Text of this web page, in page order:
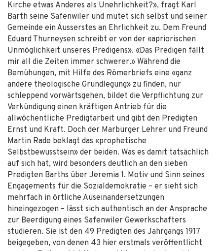
Kirche etwas Anderes als Unehrlichkeit?», fragt Karl
Barth seine Safenwiler und mutet sich selbst und seiner
Gemeinde ein Äusserstes an Ehrlichkeit zu. Dem Freund
Eduard Thurneysen schreibt er von der «apriorischen
Unmöglichkeit unseres Predigens». «Das Predigen fällt
mir all die Zeiten immer schwerer.» Während die
Bemühungen, mit Hilfe des Römerbriefs eine «ganz
andere theologische Grundlegung» zu finden, nur
schleppend vorwärtsgehen, bildet die Verpflichtung zur
Verkündigung einen kräftigen Antrieb für die
allwöchentliche Predigtarbeit und gibt den Predigten
Ernst und Kraft. Doch der Marburger Lehrer und Freund
Martin Rade beklagt das «prophetische
Selbstbewusstsein» der beiden. Was es damit tatsächlich
auf sich hat, wird besonders deutlich an den sieben
Predigten Barths über Jeremia 1. Motiv und Sinn seines
Engagements für die Sozialdemokratie – er sieht sich
mehrfach in örtliche Auseinandersetzungen
hineingezogen – lässt sich authentisch an der Ansprache
zur Beerdigung eines Safenwiler Gewerkschafters
studieren. Sie ist den 49 Predigten des Jahrgangs 1917
beigegeben, von denen 43 hier erstmals veröffentlicht